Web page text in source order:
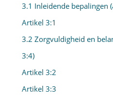
3.1 Inleidende bepalingen
Artikel 3:1
3.2 Zorgvuldigheid en
3:4)
Artikel 3:2
Artikel 3:3